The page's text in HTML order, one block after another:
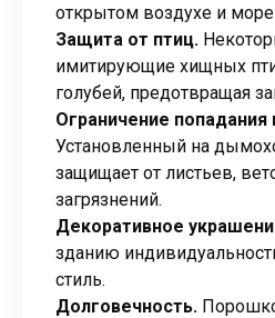
открытом воздухе и
Защита от птиц.
имитирующие хищных
голубей, предотвращая
Ограничение попадания
Установленный на
защищает от листьев,
загрязнений.
Декоративное
зданию
стиль.
Долговечность.